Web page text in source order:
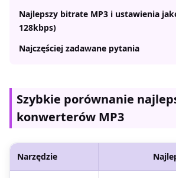
Najlepszy bitrate MP3 i ustawienia
128kbps)
Najczęściej zadawane pytania
Szybkie porównanie
konwerterów MP3
Narzędzie